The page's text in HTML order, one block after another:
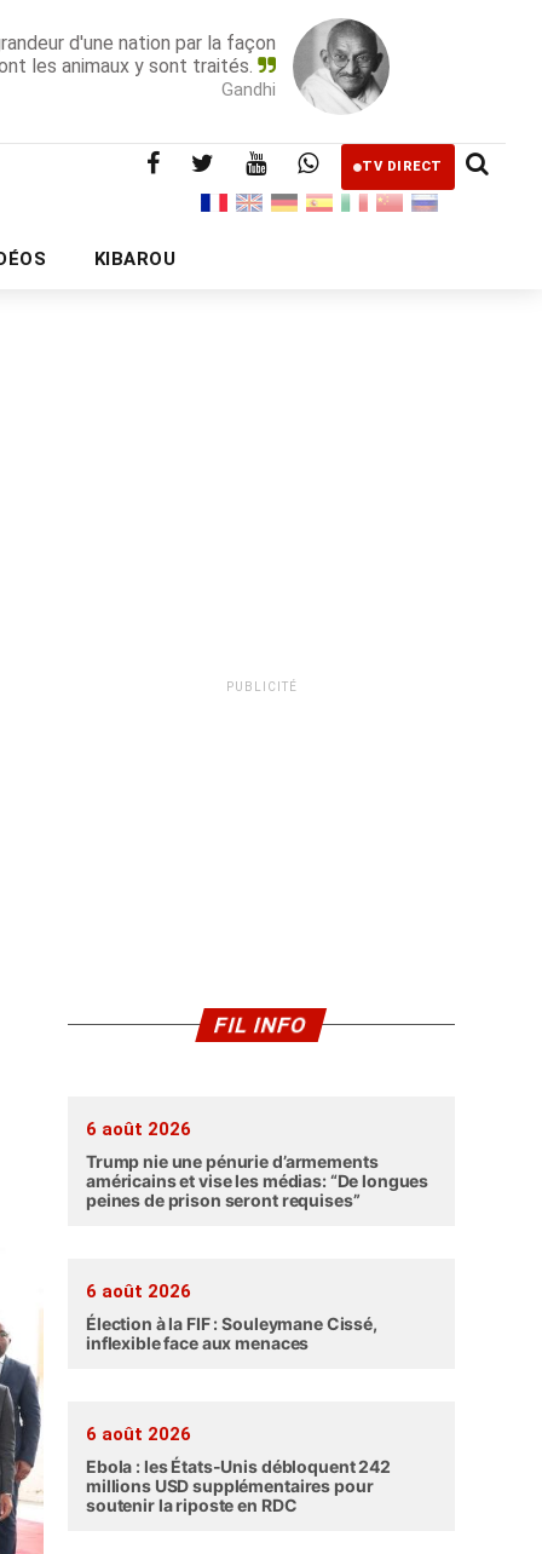
d'une nation par la façon
les animaux y sont traités.
Gandhi
TV DIRECT
KIBAROU
PUBLICITÉ
FIL INFO
6 août 2026
Trump nie une pénurie d’armements
américains et vise les médias: “De longues
peines de prison seront requises”
6 août 2026
Élection à la FIF : Souleymane Cissé,
inflexible face aux menaces
6 août 2026
Ebola : les États-Unis débloquent 242
millions USD supplémentaires pour
soutenir la riposte en RDC